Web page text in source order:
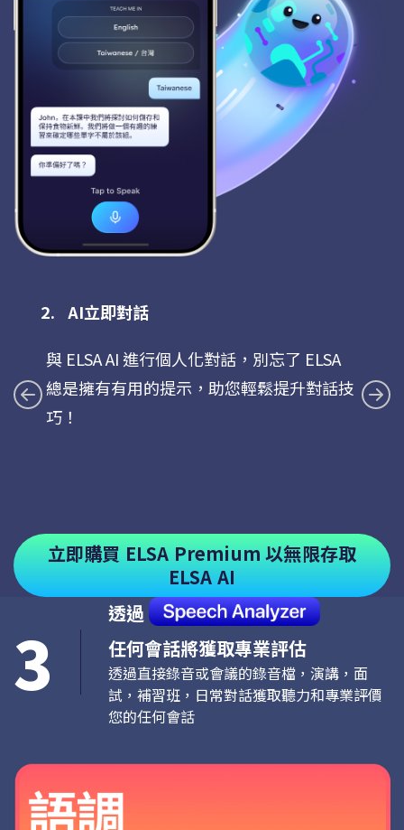
AI立即對話
與 ELSA AI 進行個人化對話，別忘了 ELSA
總是擁有有用的提示，助您輕鬆提升對話技
巧！
立即購買 ELSA Premium 以無限存取
ELSA AI
3
透過
任何會話將獲取專業評估
透過直接錄音或會議的錄音檔，演講，面
試，補習班，日常對話獲取聽力和專業評價
您的任何會話